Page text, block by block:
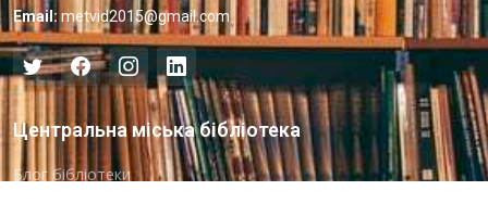
Email: metvid2015@gmail.com
Центральна міська бібліотека
Блог бібліотеки